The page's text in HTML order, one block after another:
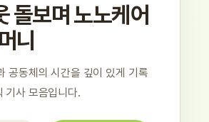
돌보며 노노케어
니
공동체의 시간을 깊이 있게 기록
기사 모음입니다.